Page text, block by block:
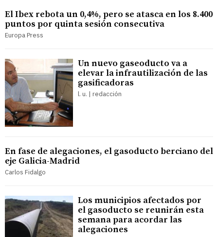
El Ibex rebota un 0,4%, pero se atasca en los 8.400
puntos por quinta sesión consecutiva
Europa Press
Un nuevo gaseoducto va a
elevar la infrautilización de las
gasificadoras
l. u. | redacción
En fase de alegaciones, el gasoducto berciano del
eje Galicia-Madrid
Carlos Fidalgo
Los municipios afectados por
el gasoducto se reunirán esta
semana para acordar las
alegaciones